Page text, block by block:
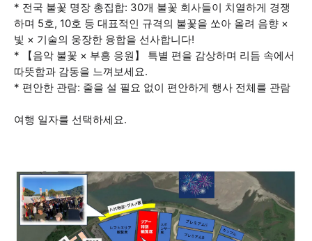
* 전국 불꽃 명장 총집합: 30개 불꽃 회사들이 치열하게 경쟁
하며 5호, 10호 등 대표적인 규격의 불꽃을 쏘아 올려 음향 ×
빛 × 기술의 웅장한 융합을 선사합니다!
* 【음악 불꽃 × 부흥 응원】 특별 편을 감상하며 리듬 속에서
따뜻함과 감동을 느껴보세요.
* 편안한 관람: 줄을 설 필요 없이 편안하게 행사 전체를 관람
여행 일자를 선택하세요.